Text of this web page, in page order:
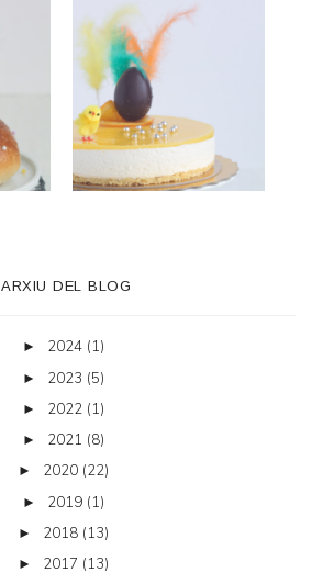
ARXIU DEL BLOG
► 2024 (1)
► 2023 (5)
► 2022 (1)
► 2021 (8)
► 2020 (22)
► 2019 (1)
► 2018 (13)
► 2017 (13)